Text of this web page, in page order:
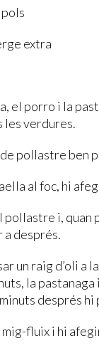
extra
el porro i la
les verdures.
pollastre ben
al foc, hi
pollastre i, quan
després.
un raig d’oli a
la
minuts després
fluix i hi